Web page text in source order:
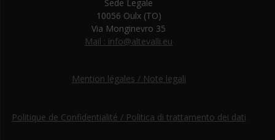
Sede Legale
10056 Oulx (TO)
Via Monginevro 35
Mail : info@altevalli.eu
Mention légales / Note legali
Politique de Confidentialité / Politica di trattamento dei dati